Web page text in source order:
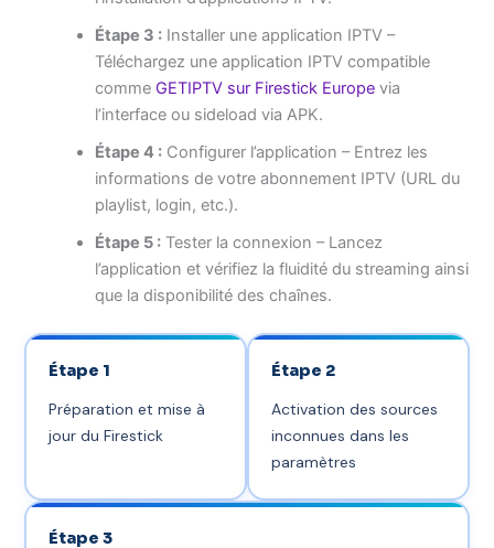
Étape 3 : Installer une application IPTV –
Téléchargez une application IPTV compatible
comme GETIPTV sur Firestick Europe via
l’interface ou sideload via APK.
Étape 4 : Configurer l’application – Entrez les
informations de votre abonnement IPTV (URL du
playlist, login, etc.).
Étape 5 : Tester la connexion – Lancez
l’application et vérifiez la fluidité du streaming ainsi
que la disponibilité des chaînes.
Étape 1
Préparation et mise à
jour du Firestick
Étape 2
Activation des sources
inconnues dans les
paramètres
Étape 3